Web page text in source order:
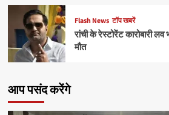
Flash News टॉप खबरें
रांची के रेस्टोरेंट कारोबारी लव
मौत
आप पसंद करेंगे